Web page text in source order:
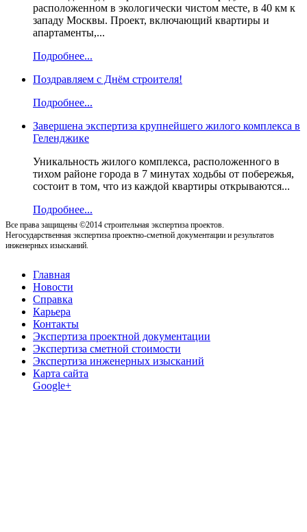
расположенном в экологически чистом месте, в 40 км к
западу Москвы. Проект, включающий квартиры и
апартаменты,...
Подробнее...
Поздравляем с Днём строителя!
Подробнее...
Завершена экспертиза крупнейшего жилого комплекса в
Геленджике
Уникальность жилого комплекса, расположенного в
тихом районе города в 7 минутах ходьбы от побережья,
состоит в том, что из каждой квартиры открываются...
Подробнее...
Все права защищены ©2014 строительная экспертиза проектов.
Негосударственная экспертиза проектно-сметной документации и результатов
инженерных изысканий.
Главная
Новости
Справка
Карьера
Контакты
Экспертиза проектной документации
Экспертиза сметной стоимости
Экспертиза инженерных изысканий
Карта сайта
Google+